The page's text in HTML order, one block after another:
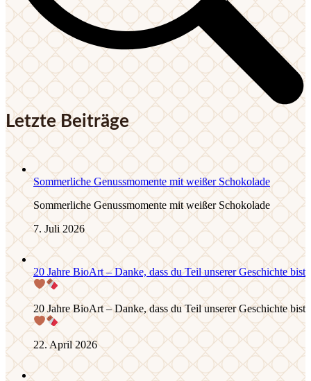
Letzte Beiträge
Sommerliche Genussmomente mit weißer Schokolade
Sommerliche Genussmomente mit weißer Schokolade
7. Juli 2026
20 Jahre BioArt – Danke, dass du Teil unserer Geschichte bist
20 Jahre BioArt – Danke, dass du Teil unserer Geschichte bist
22. April 2026